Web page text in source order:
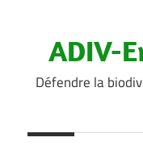
ADIV-
Défendre la